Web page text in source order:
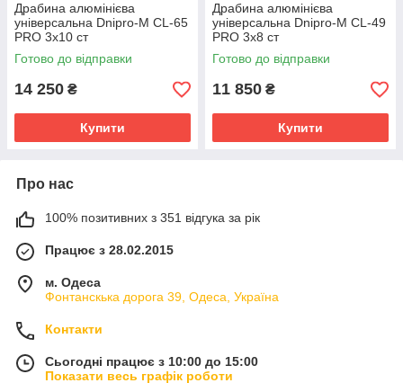
Драбина алюмінієва
універсальна Dnipro-M CL-65
PRO 3х10 ст
Готово до відправки
14 250 ₴
Купити
Драбина алюмінієва
універсальна Dnipro-M CL-49
PRO 3х8 ст
Готово до відправки
11 850 ₴
Купити
Про нас
100% позитивних з 351 відгука за рік
Працює з 28.02.2015
м. Одеса
Фонтанскька дорога 39, Одеса, Україна
Контакти
Сьогодні працює з 10:00 до 15:00
Показати весь графік роботи